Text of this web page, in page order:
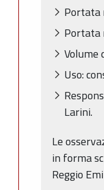
Portata
Portata
Volume
Uso:
Larini.
Le
in forma
Reggio